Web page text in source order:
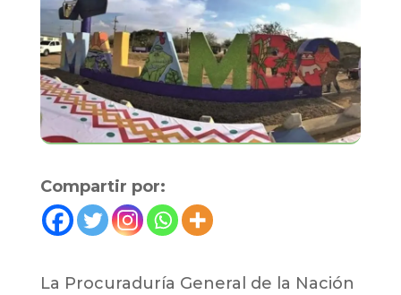
Compartir por:
La Procuraduría General de la Nación